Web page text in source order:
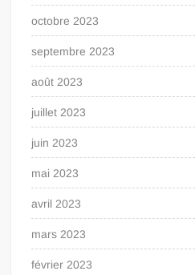
octobre 2023
septembre 2023
août 2023
juillet 2023
juin 2023
mai 2023
avril 2023
mars 2023
février 2023